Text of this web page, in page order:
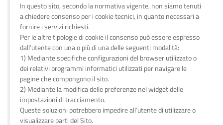
In questo sito, secondo la normativa vigente, non siamo tenuti
a chiedere consenso per i cookie tecnici, in quanto necessari a
fornire i servizi richiesti.
Per le altre tipologie di cookie il consenso può essere espresso
dall’utente con una o più di una delle seguenti modalità:
1) Mediante specifiche configurazioni del browser utilizzato o
dei relativi programmi informatici utilizzati per navigare le
pagine che compongono il sito.
2) Mediante la modifica delle preferenze nel widget delle
impostazioni di tracciamento.
Queste soluzioni potrebbero impedire all’utente di utilizzare o
visualizzare parti del Sito.